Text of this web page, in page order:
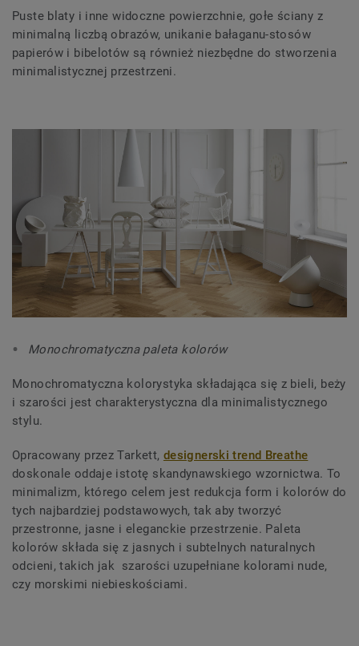
Puste blaty i inne widoczne powierzchnie, gołe ściany z
minimalną liczbą obrazów, unikanie bałaganu-stosów
papierów i bibelotów są również niezbędne do stworzenia
minimalistycznej przestrzeni.
Monochromatyczna paleta kolorów
Monochromatyczna kolorystyka składająca się z bieli, beży
i szarości jest charakterystyczna dla minimalistycznego
stylu.
Opracowany przez Tarkett, designerski trend Breathe
doskonale oddaje istotę skandynawskiego wzornictwa. To
minimalizm, którego celem jest redukcja form i kolorów do
tych najbardziej podstawowych, tak aby tworzyć
przestronne, jasne i eleganckie przestrzenie. Paleta
kolorów składa się z jasnych i subtelnych naturalnych
odcieni, takich jak szarości uzupełniane kolorami nude,
czy morskimi niebieskościami.